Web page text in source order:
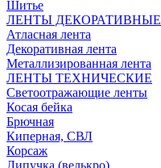
Шитье
ЛЕНТЫ ДЕКОРАТИВНЫЕ
Атласная лента
Декоративная лента
Металлизированная лента
ЛЕНТЫ ТЕХНИЧЕСКИЕ
Светоотражающие ленты
Косая бейка
Брючная
Киперная, СВЛ
Корсаж
Липучка (велькро)